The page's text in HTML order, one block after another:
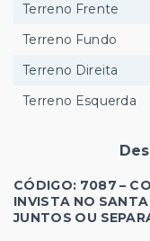
CÓDIGO: 7087 –
INVISTA NO
JUNTOS OU
Terreno Frente
Terreno Fundo
Terreno Direita
Terreno Esquerda